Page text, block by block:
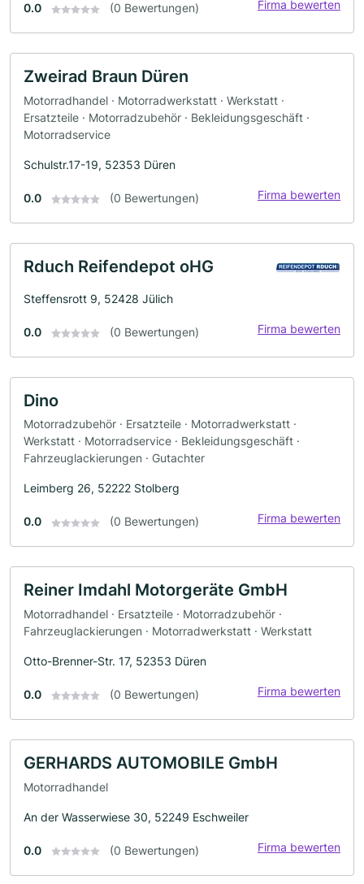
0.0 (0 Bewertungen) Firma bewerten
Zweirad Braun Düren
Motorradhandel · Motorradwerkstatt · Werkstatt ·
Ersatzteile · Motorradzubehör · Bekleidungsgeschäft ·
Motorradservice
Schulstr.17-19, 52353 Düren
0.0 (0 Bewertungen) Firma bewerten
Rduch Reifendepot oHG
Steffensrott 9, 52428 Jülich
0.0 (0 Bewertungen) Firma bewerten
Dino
Motorradzubehör · Ersatzteile · Motorradwerkstatt ·
Werkstatt · Motorradservice · Bekleidungsgeschäft ·
Fahrzeuglackierungen · Gutachter
Leimberg 26, 52222 Stolberg
0.0 (0 Bewertungen) Firma bewerten
Reiner Imdahl Motorgeräte GmbH
Motorradhandel · Ersatzteile · Motorradzubehör ·
Fahrzeuglackierungen · Motorradwerkstatt · Werkstatt
Otto-Brenner-Str. 17, 52353 Düren
0.0 (0 Bewertungen) Firma bewerten
GERHARDS AUTOMOBILE GmbH
Motorradhandel
An der Wasserwiese 30, 52249 Eschweiler
0.0 (0 Bewertungen) Firma bewerten